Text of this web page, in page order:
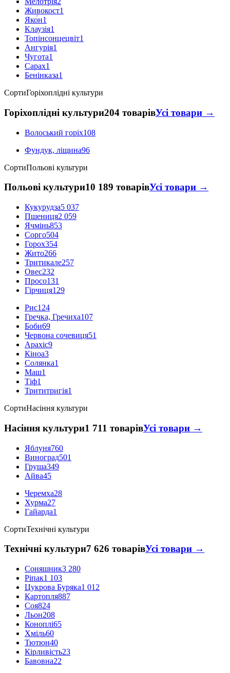
Живокост1
Яко́н1
Клаузія1
Топінсонцецвіт1
Ангурія1
Чугота1
Сарах1
Бенінказа1
СортиГоріхоплідні культури
Горіхоплідні культури204 товарівУсі товари →
Волоський горіх108
Фундук, ліщина96
СортиПольові культури
Польові культури10 189 товарівУсі товари →
Кукурудза5 037
Пшениця2 059
Ячмінь853
Сорго504
Горох354
Жито266
Тритикале257
Овес232
Просо131
Гірчиця129
Рис124
Гречка, Гречиха107
Боби69
Червона сочевиця51
Арахіс9
Кіноа3
Солянка1
Маш1
Тіф1
Трититригія1
СортиНасіння культури
Насіння культури1 711 товарівУсі товари →
Яблуня760
Виноград501
Груша349
Айва45
Черемха28
Хурма27
Гайарда1
СортиТехнічні культури
Технічні культури7 626 товарівУсі товари →
Соняшник3 280
Ріпак1 103
Цукрова Буряка1 012
Картопля887
Соя824
Льон208
Коноплі65
Хміль60
Тютюн40
Кірливість23
Бавовна22